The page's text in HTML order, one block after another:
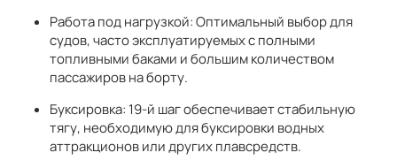
Работа под нагрузкой: Оптимальный выбор для
судов, часто эксплуатируемых с полными
топливными баками и большим количеством
пассажиров на борту.
Буксировка: 19-й шаг обеспечивает стабильную
тягу, необходимую для буксировки водных
аттракционов или других плавсредств.